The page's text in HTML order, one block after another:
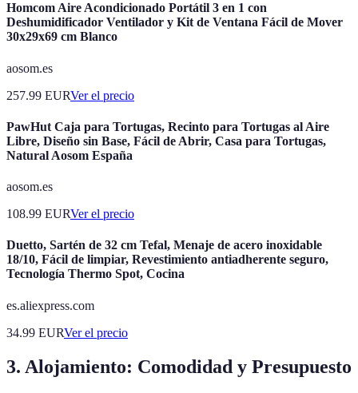
Homcom Aire Acondicionado Portátil 3 en 1 con
Deshumidificador Ventilador y Kit de Ventana Fácil de Mover
30x29x69 cm Blanco
aosom.es
257.99 EURVer el precio
PawHut Caja para Tortugas, Recinto para Tortugas al Aire
Libre, Diseño sin Base, Fácil de Abrir, Casa para Tortugas,
Natural Aosom España
aosom.es
108.99 EURVer el precio
Duetto, Sartén de 32 cm Tefal, Menaje de acero inoxidable
18/10, Fácil de limpiar, Revestimiento antiadherente seguro,
Tecnología Thermo Spot, Cocina
es.aliexpress.com
34.99 EURVer el precio
3. Alojamiento: Comodidad y Presupuesto